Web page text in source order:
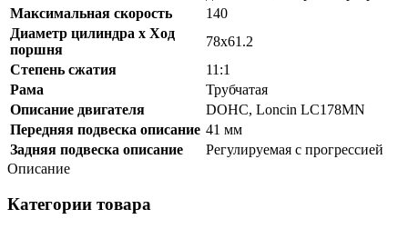
Максимальная скорость
140
Диаметр цилиндра x Ход
поршня
78х61.2
Степень сжатия
11:1
Рама
Трубчатая
Описание двигателя
DOHC, Loncin LC178MN
Передняя подвеска описание 41 мм
Задняя подвеска описание
Регулируемая с прогрессией
Описание
Категории товара